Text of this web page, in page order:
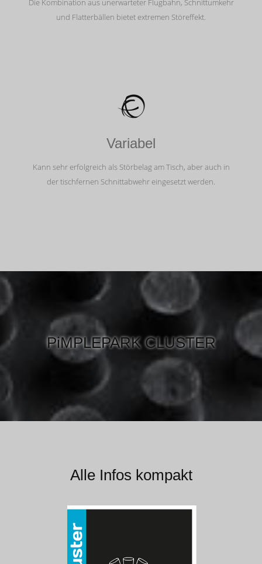
Die Kombination aus unerwarteter Flugbahn, Schnittumkehr
und Flatterbällen bietet extremen Störeffekt.
Variabel
Kann sehr erfolgreich als Störbelag am Tisch, aber auch in
der tischfernen Schnittabwehr eingesetzt werden.
PiMPLEPARK CLUSTER
Alle Infos kompakt